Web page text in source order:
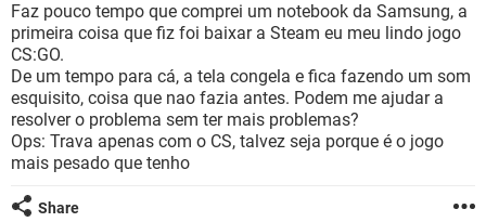
INSTAGRAM GMAIL
GUIA DE COMPRAS
OUTLOOK EXCEL
INSTAGRAM GMAIL
GUIA DE COMPRAS
Faz pouco tempo que comprei um notebook da Samsung, a
primeira coisa que fiz foi baixar a Steam eu meu lindo jogo
CS:GO.
De um tempo para cá, a tela congela e fica fazendo um som
esquisito, coisa que nao fazia antes. Podem me ajudar a
resolver o problema sem ter mais problemas?
Ops: Trava apenas com o CS, talvez seja porque é o jogo
mais pesado que tenho
Share